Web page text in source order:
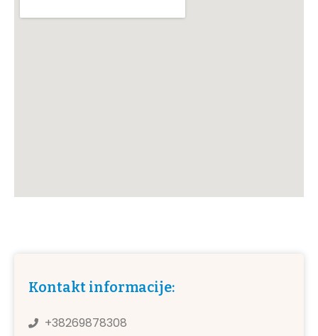
Kontakt informacije:
+38269878308